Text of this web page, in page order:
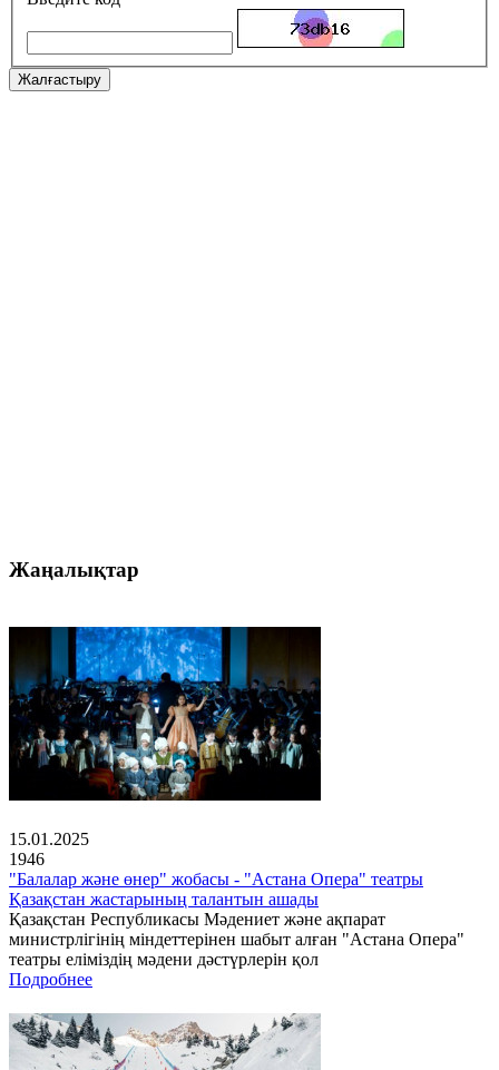
Жалғастыру
Жаңалықтар
15.01.2025
1946
"Балалар және өнер" жобасы - "Астана Опера" театры
Қазақстан жастарының талантын ашады
Қазақстан Республикасы Мәдениет және ақпарат
министрлігінің міндеттерінен шабыт алған "Астана Опера"
театры еліміздің мәдени дәстүрлерін қол
Подробнее